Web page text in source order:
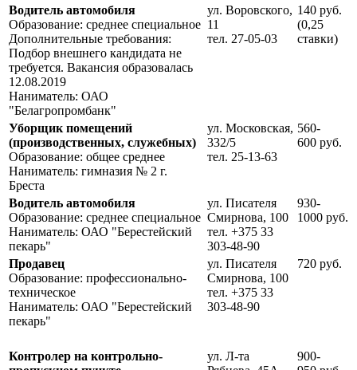
Водитель автомобиля
Образование: среднее специальное
Дополнительные требования:
Подбор внешнего кандидата не
требуется. Вакансия образовалась
12.08.2019
Наниматель: ОАО
"Белагропромбанк"
ул. Воровского,
11
тел. 27-05-03
140 руб.
(0,25
ставки)
Уборщик помещений
(производственных, служебных)
Образование: общее среднее
Наниматель: гимназия № 2 г.
Бреста
ул. Московская,
332/5
тел. 25-13-63
560-
600 руб.
Водитель автомобиля
Образование: среднее специальное
Наниматель: ОАО "Берестейский
пекарь"
ул. Писателя
Смирнова, 100
тел. +375 33
303-48-90
930-
1000 руб.
Продавец
Образование: профессионально-
техническое
Наниматель: ОАО "Берестейский
пекарь"
ул. Писателя
Смирнова, 100
тел. +375 33
303-48-90
720 руб.
Контролер на контрольно-
ул. Л-та
900-